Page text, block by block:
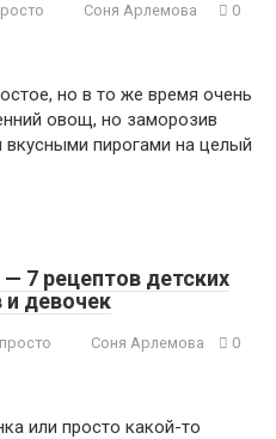
Соня Арлемова 0
но в то же время очень
овощ, но заморозив
пирогами на целый
7 рецептов детских
девочек
Соня Арлемова 0
или просто какой-то